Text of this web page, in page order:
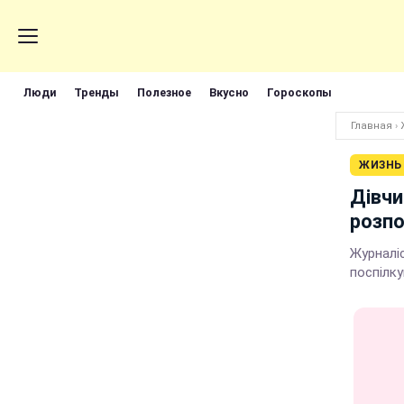
Люди Тренды Полезное Вкусно Гороскопы
Главная ›
ЖИЗНЬ